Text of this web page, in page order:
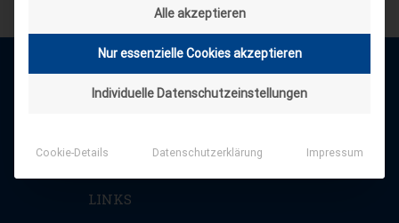
LINKS
Alle akzeptieren
Nur essenzielle Cookies akzeptieren
Individuelle Datenschutzeinstellungen
Cookie-Details Datenschutzerklärung Impressum